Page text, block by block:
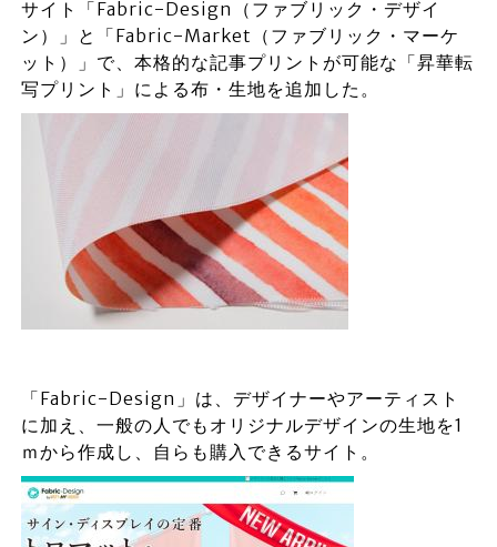
サイト「Fabric-Design（ファブリック・デザイ
ン）」と「Fabric-Market（ファブリック・マーケ
ット）」で、本格的な記事プリントが可能な「昇華転
写プリント」による布・生地を追加した。
「Fabric-Design」は、デザイナーやアーティスト
に加え、一般の人でもオリジナルデザインの生地を1
ｍから作成し、自らも購入できるサイト。